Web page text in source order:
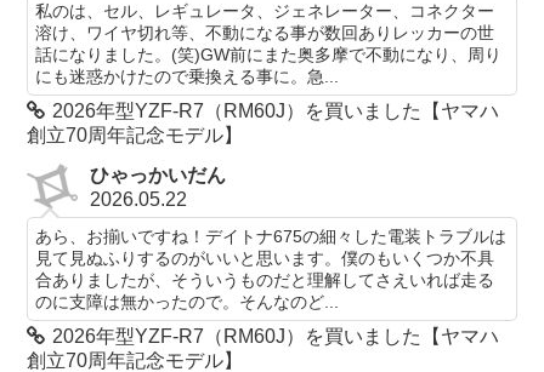
私のは、セル、レギュレータ、ジェネレーター、コネクター
溶け、ワイヤ切れ等、不動になる事が数回ありレッカーの世
話になりました。(笑)GW前にまた奥多摩で不動になり、周り
にも迷惑かけたので乗換える事に。急...
2026年型YZF-R7（RM60J）を買いました【ヤマハ
創立70周年記念モデル】
ひゃっかいだん
2026.05.22
あら、お揃いですね！デイトナ675の細々した電装トラブルは
見て見ぬふりするのがいいと思います。僕のもいくつか不具
合ありましたが、そういうものだと理解してさえいれば走る
のに支障は無かったので。そんなのど...
2026年型YZF-R7（RM60J）を買いました【ヤマハ
創立70周年記念モデル】